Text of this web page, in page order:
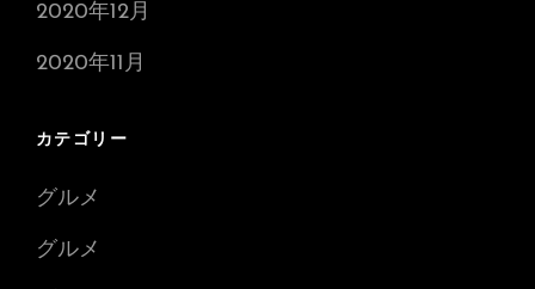
2020年12月
2020年11月
カテゴリー
グルメ
グルメ